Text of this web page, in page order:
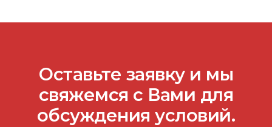
Оставьте заявку и мы
свяжемся с Вами для
обсуждения условий.